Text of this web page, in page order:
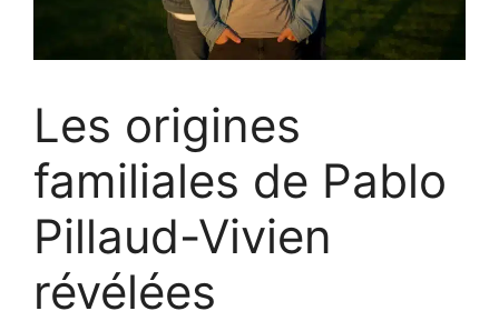
Les origines
familiales de Pablo
Pillaud-Vivien
révélées